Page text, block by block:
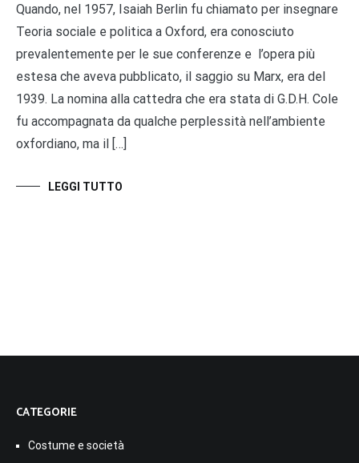
Quando, nel 1957, Isaiah Berlin fu chiamato per insegnare
Teoria sociale e politica a Oxford, era conosciuto
prevalentemente per le sue conferenze e l’opera più
estesa che aveva pubblicato, il saggio su Marx, era del
1939. La nomina alla cattedra che era stata di G.D.H. Cole
fu accompagnata da qualche perplessità nell’ambiente
oxfordiano, ma il […]
LEGGI TUTTO
CATEGORIE
Costume e società